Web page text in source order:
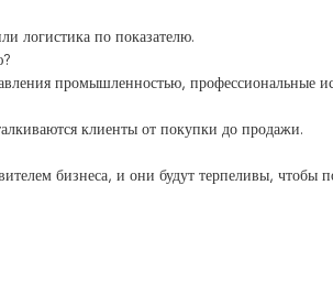
логистика по показателю.
промышленностью, профессиональные
клиенты от покупки до продажи.
бизнеса, и они будут терпеливы, чтобы